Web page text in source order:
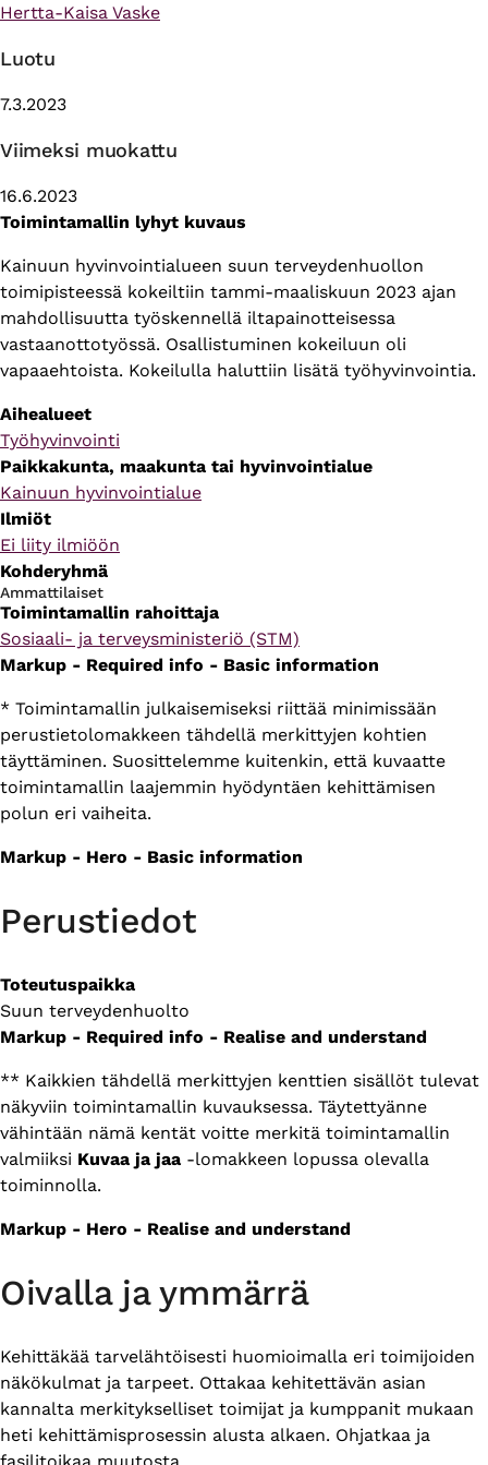
Hertta-Kaisa Vaske
Luotu
7.3.2023
Viimeksi muokattu
16.6.2023
Toimintamallin lyhyt kuvaus
Kainuun hyvinvointialueen suun terveydenhuollon
toimipisteessä kokeiltiin tammi-maaliskuun 2023 ajan
mahdollisuutta työskennellä iltapainotteisessa
vastaanottotyössä. Osallistuminen kokeiluun oli
vapaaehtoista. Kokeilulla haluttiin lisätä työhyvinvointia.
Aihealueet
Työhyvinvointi
Paikkakunta, maakunta tai hyvinvointialue
Kainuun hyvinvointialue
Ilmiöt
Ei liity ilmiöön
Kohderyhmä
Ammattilaiset
Toimintamallin rahoittaja
Sosiaali- ja terveysministeriö (STM)
Markup - Required info - Basic information
* Toimintamallin julkaisemiseksi riittää minimissään
perustietolomakkeen tähdellä merkittyjen kohtien
täyttäminen. Suosittelemme kuitenkin, että kuvaatte
toimintamallin laajemmin hyödyntäen kehittämisen
polun eri vaiheita.
Markup - Hero - Basic information
Perustiedot
Toteutuspaikka
Suun terveydenhuolto
Markup - Required info - Realise and understand
** Kaikkien tähdellä merkittyjen kenttien sisällöt tulevat
näkyviin toimintamallin kuvauksessa. Täytettyänne
vähintään nämä kentät voitte merkitä toimintamallin
valmiiksi Kuvaa ja jaa -lomakkeen lopussa olevalla
toiminnolla.
Markup - Hero - Realise and understand
Oivalla ja ymmärrä
Kehittäkää tarvelähtöisesti huomioimalla eri toimijoiden
näkökulmat ja tarpeet. Ottakaa kehitettävän asian
kannalta merkitykselliset toimijat ja kumppanit mukaan
heti kehittämisprosessin alusta alkaen. Ohjatkaa ja